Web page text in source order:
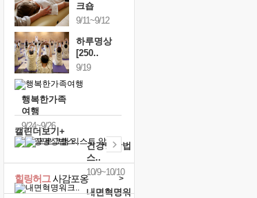
크숍
9/11~9/12
하루명상
[250..
9/19
행복한가족
여행
9/24~9/26
건강명상법
스..
10/9~10/10
내면혁명워
캘린더보기+
힐링허그사감포옹 >